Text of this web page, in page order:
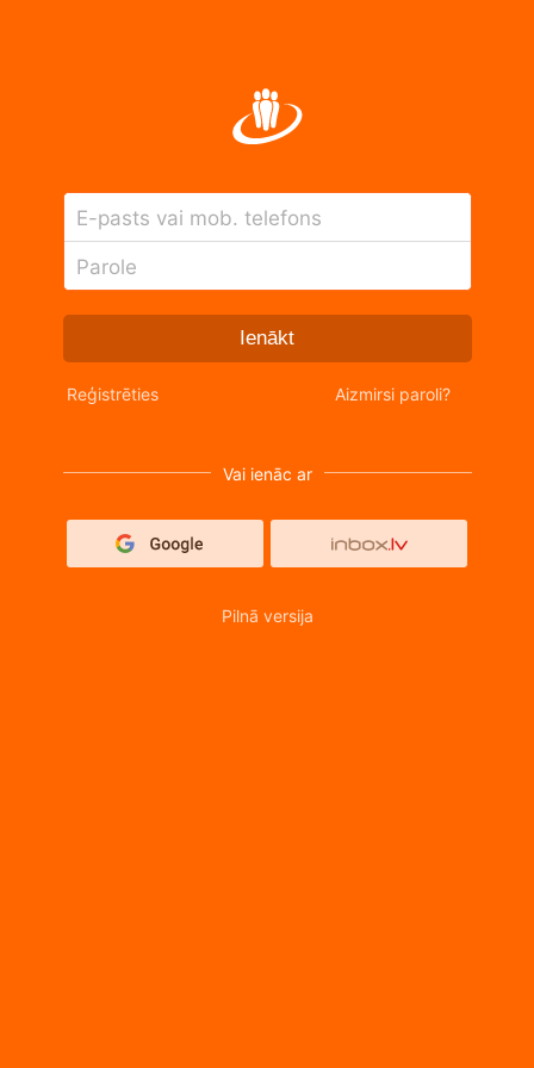
E-pasts vai mob. telefons
Parole
Ienākt
Reģistrēties Aizmirsi paroli?
Vai ienāc ar
Pilnā versija